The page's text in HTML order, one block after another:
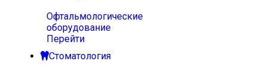
Офтальмологические
оборудование
Перейти
Стоматология